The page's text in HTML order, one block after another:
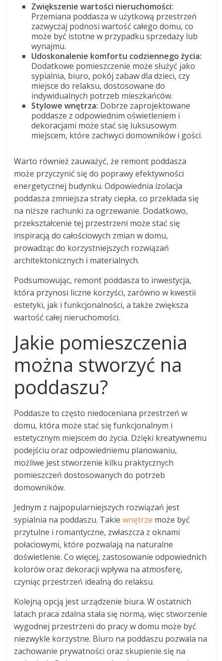
Zwiększenie wartości nieruchomości:
Przemiana poddasza w użytkową przestrzeń
zazwyczaj podnosi wartość całego domu, co
może być istotne w przypadku sprzedaży lub
wynajmu.
Udoskonalenie komfortu codziennego życia:
Dodatkowe pomieszczenie może służyć jako
sypialnia, biuro, pokój zabaw dla dzieci, czy
miejsce do relaksu, dostosowane do
indywidualnych potrzeb mieszkańców.
Stylowe wnętrza: Dobrze zaprojektowane
poddasze z odpowiednim oświetleniem i
dekoracjami może stać się luksusowym
miejscem, które zachwyci domowników i gości.
Warto również zauważyć, że remont poddasza
może przyczynić się do poprawy efektywności
energetycznej budynku. Odpowiednia izolacja
poddasza zmniejsza straty ciepła, co przekłada się
na niższe rachunki za ogrzewanie. Dodatkowo,
przekształcenie tej przestrzeni może stać się
inspiracją do całościowych zmian w domu,
prowadząc do korzystniejszych rozwiązań
architektonicznych i materialnych.
Podsumowując, remont poddasza to inwestycja,
która przynosi liczne korzyści, zarówno w kwestii
estetyki, jak i funkcjonalności, a także zwiększa
wartość całej nieruchomości.
Jakie pomieszczenia
można stworzyć na
poddaszu?
Poddasze to często niedoceniana przestrzeń w
domu, która może stać się funkcjonalnym i
estetycznym miejscem do życia. Dzięki kreatywnemu
podejściu oraz odpowiedniemu planowaniu,
możliwe jest stworzenie kilku praktycznych
pomieszczeń dostosowanych do potrzeb
domowników.
Jednym z najpopularniejszych rozwiązań jest
sypialnia na poddaszu. Takiewnętrze może być
przytulne i romantyczne, zwłaszcza z oknami
połaciowymi, które pozwalają na naturalne
doświetlenie. Co więcej, zastosowanie odpowiednich
kolorów oraz dekoracji wpływa na atmosferę,
czyniąc przestrzeń idealną do relaksu.
Kolejną opcją jest urządzenie biura. W ostatnich
latach praca zdalna stała się normą, więc stworzenie
wygodnej przestrzeni do pracy w domu może być
niezwykle korzystne. Biuro na poddaszu pozwala na
zachowanie prywatności oraz skupienie się na